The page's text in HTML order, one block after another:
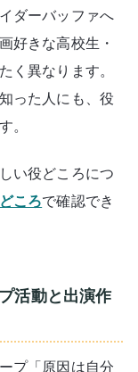
ダーバッファへ
好きな高校生・
く異なります。
った人にも、役
。
い役どころにつ
ころで確認でき
活動と出演作
プ「原因は自分